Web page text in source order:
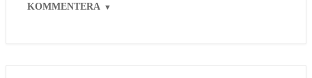
KOMMENTERA ▼